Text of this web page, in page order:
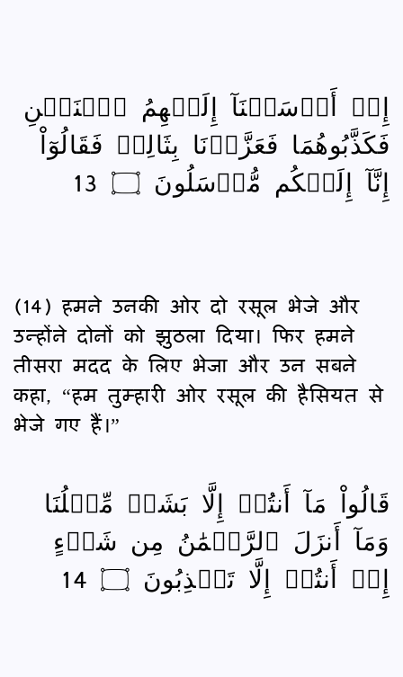
إِذۡ أَرۡسَلۡنَآ إِلَيۡهِمُ ٱثۡنَيۡنِ
فَكَذَّبُوهُمَا فَعَزَّزۡنَا بِثَالِثٖ فَقَالُوٓاْ
إِنَّآ إِلَيۡكُم مُّرۡسَلُونَ ۝ 13
(14) हमने उनकी ओर दो रसूल भेजे और
उन्होंने दोनों को झुठला दिया। फिर हमने
तीसरा मदद के लिए भेजा और उन सबने
कहा, “हम तुम्हारी ओर रसूल की हैसियत से
भेजे गए हैं।”
قَالُواْ مَآ أَنتُمۡ إِلَّا بَشَرٞ مِّثۡلُنَا
وَمَآ أَنزَلَ ٱلرَّحۡمَٰنُ مِن شَيۡءٍ
إِنۡ أَنتُمۡ إِلَّا تَكۡذِبُونَ ۝ 14